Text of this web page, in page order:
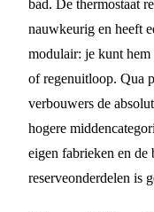
bad. De thermostaat
nauwkeurig en heeft
modulair: je kunt hem
of regenuitloop. Qua
verbouwers de
hogere
eigen fabrieken en de
reserveonderdelen is